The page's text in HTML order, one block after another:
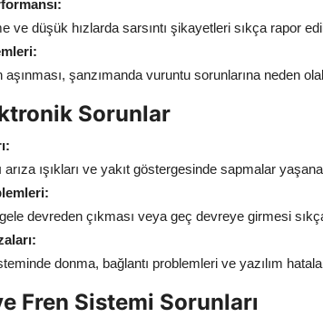
ve düşük hızlarda sarsıntı şikayetleri sıkça rapor
şanzımanda vuruntu sorunlarına neden
Sorunlar
ışıkları ve yakıt göstergesinde sapmalar
devreden çıkması veya geç devreye girmesi
donma, bağlantı problemleri ve yazılım
Fren Sistemi Sorunları